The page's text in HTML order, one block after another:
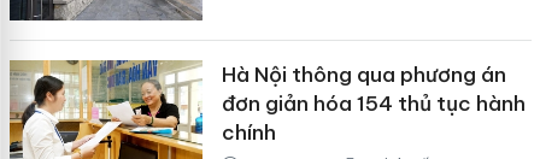
Hà Nội thông qua phương án
đơn giản hóa 154 thủ tục hành
chính